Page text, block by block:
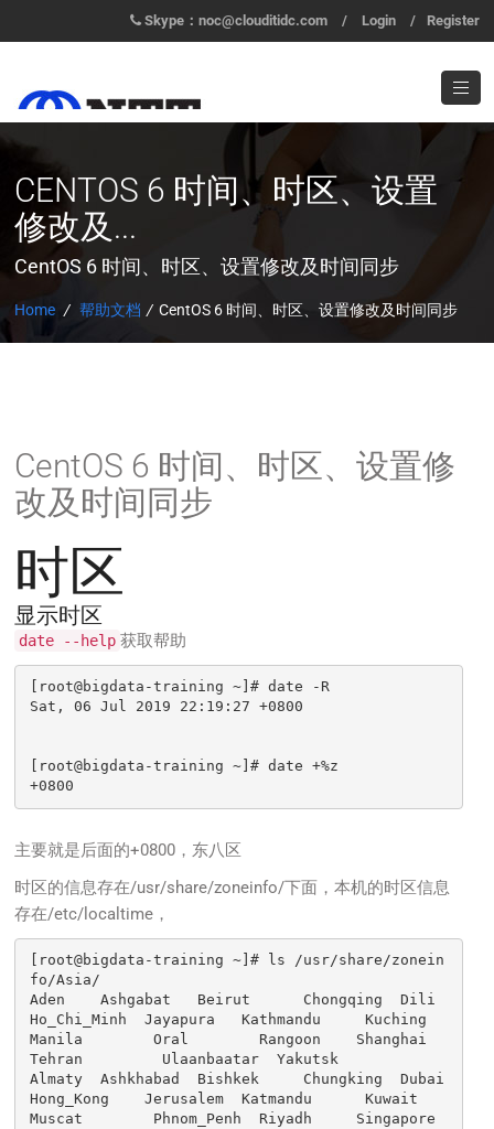
Skype：noc@clouditidc.com / Login / Register
CENTOS 6 时间、时区、设置
修改及...
CentOS 6 时间、时区、设置修改及时间同步
Home / 帮助文档 / CentOS 6 时间、时区、设置修改及时间同步
CentOS 6 时间、时区、设置修
改及时间同步
时区
显示时区
date --help 获取帮助
[root@bigdata-training ~]# date -R
Sat, 06 Jul 2019 22:19:27 +0800
[root@bigdata-training ~]# date +%z
+0800
主要就是后面的+0800，东八区
时区的信息存在/usr/share/zoneinfo/下面，本机的时区信息
存在/etc/localtime，
[root@bigdata-training ~]# ls /usr/share/zonein
fo/Asia/
Aden    Ashgabat   Beirut      Chongqing  Dili
Ho_Chi_Minh  Jayapura   Kathmandu     Kuching
Manila        Oral        Rangoon    Shanghai
Tehran         Ulaanbaatar  Yakutsk
Almaty  Ashkhabad  Bishkek     Chungking  Dubai
Hong_Kong    Jerusalem  Katmandu      Kuwait
Muscat        Phnom_Penh  Riyadh     Singapore